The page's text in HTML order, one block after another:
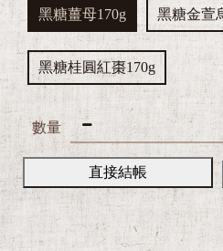
黑糖薑母170g 黑糖金萱
黑糖桂圓紅棗170g
數量
直接結帳